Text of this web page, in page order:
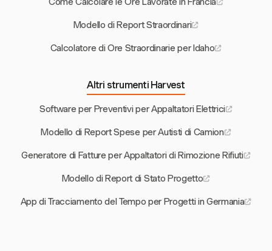
Modello di Report Straordinari
Calcolatore di Ore Straordinarie per Idaho
Altri strumenti Harvest
Software per Preventivi per Appaltatori Elettrici
Modello di Report Spese per Autisti di Camion
Generatore di Fatture per Appaltatori di Rimozione Rifiuti
Modello di Report di Stato Progetto
App di Tracciamento del Tempo per Progetti in Germania